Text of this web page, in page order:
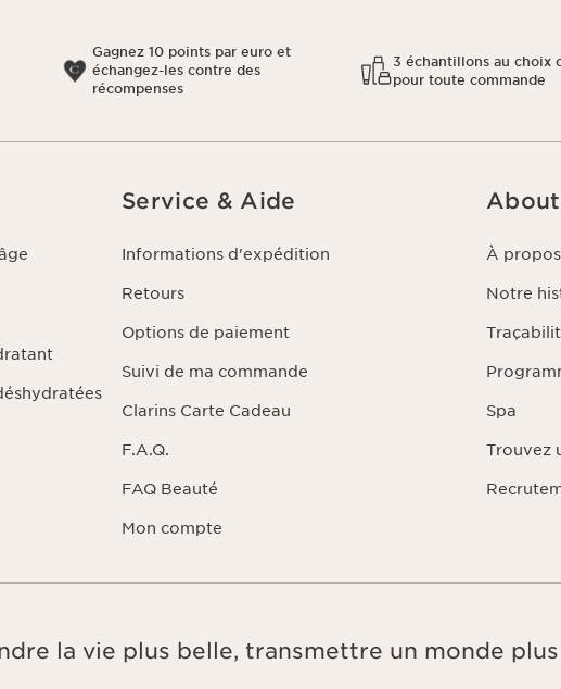
Gagnez 10 points par euro et
échangez-les contre des
récompenses
3 échantillons au choix
pour toute commande
Service & Aide
Informations d'expédition
Retours
Options de paiement
Suivi de ma commande
Clarins Carte Cadeau
F.A.Q.
FAQ Beauté
Mon compte
À
Notre
Spa
Trouvez
la vie plus belle, transmettre un monde plus